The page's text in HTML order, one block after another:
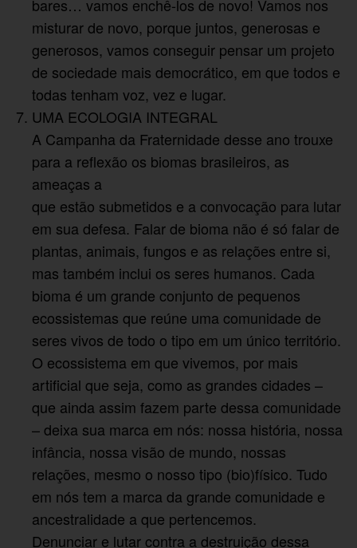
bares… vamos enchê-los de novo! Vamos nos
misturar de novo, porque juntos, generosas e
generosos, vamos conseguir pensar um projeto
de sociedade mais democrático, em que todos e
todas tenham voz, vez e lugar.
UMA ECOLOGIA INTEGRAL
A Campanha da Fraternidade desse ano trouxe
para a reflexão os biomas brasileiros, as
ameaças a
que estão submetidos e a convocação para lutar
em sua defesa. Falar de bioma não é só falar de
plantas, animais, fungos e as relações entre si,
mas também inclui os seres humanos. Cada
bioma é um grande conjunto de pequenos
ecossistemas que reúne uma comunidade de
seres vivos de todo o tipo em um único território.
O ecossistema em que vivemos, por mais
artificial que seja, como as grandes cidades –
que ainda assim fazem parte dessa comunidade
– deixa sua marca em nós: nossa história, nossa
infância, nossa visão de mundo, nossas
relações, mesmo o nosso tipo (bio)físico. Tudo
em nós tem a marca da grande comunidade e
ancestralidade a que pertencemos.
Denunciar e lutar contra a destruição dessa